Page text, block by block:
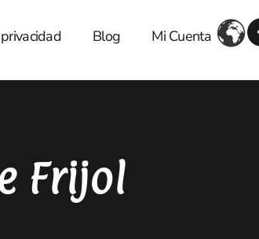
Blog Mi Cuenta
Frijol